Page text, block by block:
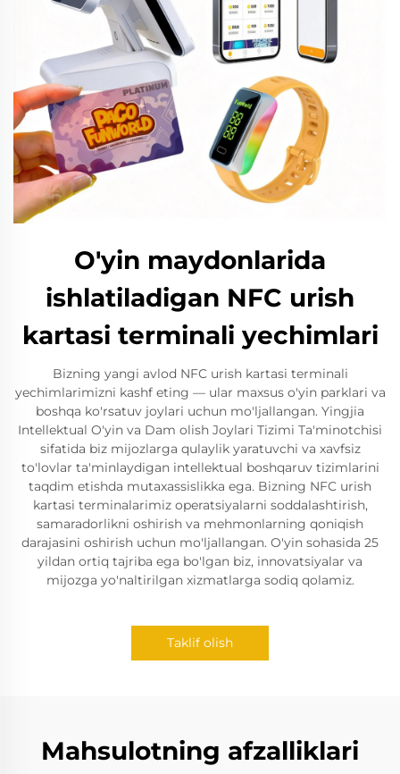
O'yin maydonlarida
ishlatiladigan NFC urish
kartasi terminali yechimlari
Bizning yangi avlod NFC urish kartasi terminali
yechimlarimizni kashf eting — ular maxsus o'yin parklari va
boshqa ko'rsatuv joylari uchun mo'ljallangan. Yingjia
Intellektual O'yin va Dam olish Joylari Tizimi Ta'minotchisi
sifatida biz mijozlarga qulaylik yaratuvchi va xavfsiz
to'lovlar ta'minlaydigan intellektual boshqaruv tizimlarini
taqdim etishda mutaxassislikka ega. Bizning NFC urish
kartasi terminalarimiz operatsiyalarni soddalashtirish,
samaradorlikni oshirish va mehmonlarning qoniqish
darajasini oshirish uchun mo'ljallangan. O'yin sohasida 25
yildan ortiq tajriba ega bo'lgan biz, innovatsiyalar va
mijozga yo'naltirilgan xizmatlarga sodiq qolamiz.
Taklif olish
Mahsulotning afzalliklari